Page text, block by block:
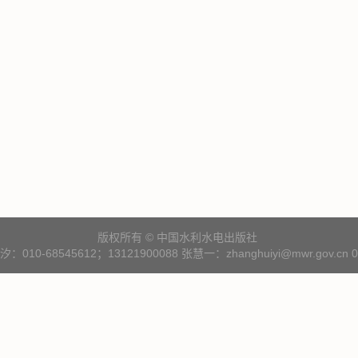
版权所有 © 中国水利水电出版社
：010-68545612；13121900088 张慧一：zhanghuiyi@mwr.gov.cn